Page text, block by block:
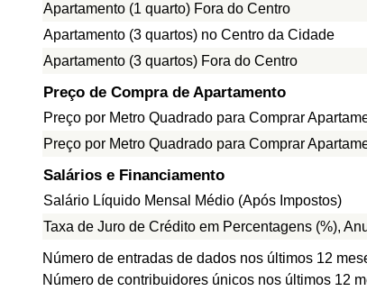
Apartamento (1 quarto) Fora do Centro
Apartamento (3 quartos) no Centro da Cidade
Apartamento (3 quartos) Fora do Centro
Preço de Compra de Apartamento
Preço por Metro Quadrado para Comprar
Preço por Metro Quadrado para Comprar
Salários e Financiamento
Salário Líquido Mensal Médio (Após Impostos)
Taxa de Juro de Crédito em Percentagens (%),
Número de entradas de dados nos últimos 12
Número de contribuidores únicos nos últimos 12